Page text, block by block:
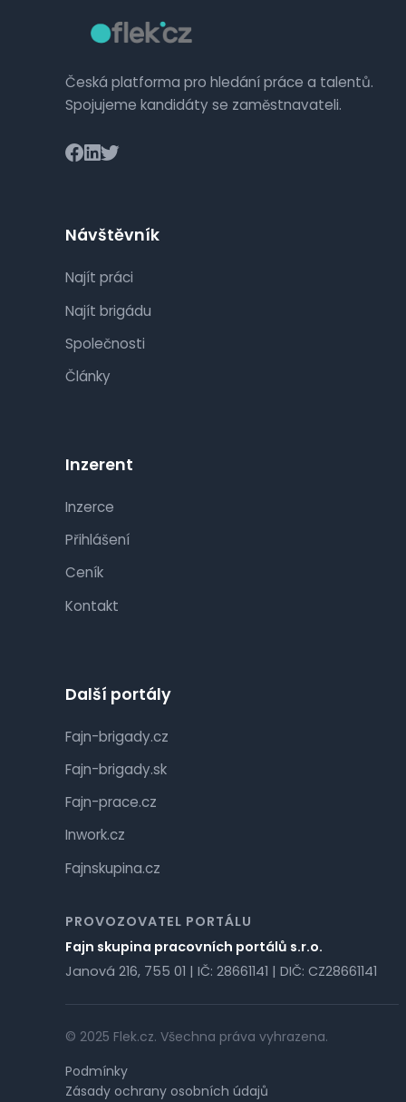
Česká platforma pro hledání práce a talentů.
Spojujeme kandidáty se zaměstnavateli.
Návštěvník
Najít práci
Najít brigádu
Společnosti
Články
Inzerent
Inzerce
Přihlášení
Ceník
Kontakt
Další portály
Fajn-brigady.cz
Fajn-brigady.sk
Fajn-prace.cz
Inwork.cz
Fajnskupina.cz
PROVOZOVATEL PORTÁLU
Fajn skupina pracovních portálů s.r.o.
Janová 216, 755 01 | IČ: 28661141 | DIČ: CZ28661141
© 2025 Flek.cz. Všechna práva vyhrazena.
Podmínky
Zásady ochrany osobních údajů